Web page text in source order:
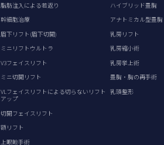
脂肪注入による若返り
幹細胞治療
眉下リフト(眉下切開)
ミニリフトウルトラ
V3フェイスリフト
ミニ切開リフト
VLフェイスリフトによる切らないリフト
アップ
切開フェイスリフト
額リフト
上眼瞼手術
ハイブリッド豊胸
アナトミカル型豊胸
乳房リフト
乳房縮小術
乳房挙上術
豊胸・胸の再手術
乳頭整形